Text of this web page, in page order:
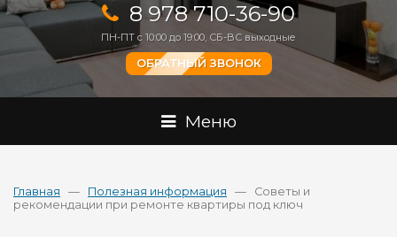
8 978 710-36-90
ПН-ПТ с 10:00 до 19:00, СБ-ВС выходные
ОБРАТНЫЙ ЗВОНОК
Меню
Главная — Полезная информация — Советы и
рекомендации при ремонте квартиры под ключ